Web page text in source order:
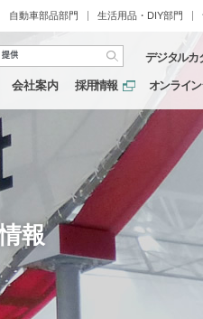
自動車部品部門 生活用品・DIY部門
デジタルカ
会社案内 採用情報 オンライ
報